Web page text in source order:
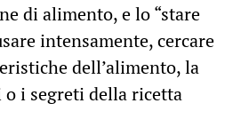
di alimento, e lo “stare
intensamente, cercare
dell’alimento, la
i segreti della ricetta